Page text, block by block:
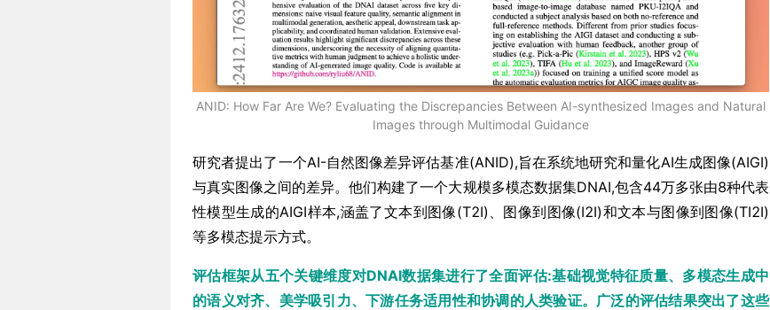
ANID: How Far Are We? Evaluating the Discrepancies Between AI-synthesized Images and Natural
Images through Multimodal Guidance
研究者提出了一个AI-自然图像差异评估基准(ANID),旨在系统地研究和量化AI生成图像(AIGI)
与真实图像之间的差异。他们构建了一个大规模多模态数据集DNAI,包含44万多张由8种代表
性模型生成的AIGI样本,涵盖了文本到图像(T2I)、图像到图像(I2I)和文本与图像到图像(TI2I)
等多模态提示方式。
评估框架从五个关键维度对DNAI数据集进行了全面评估:基础视觉特征质量、多模态生成中
的语义对齐、美学吸引力、下游任务适用性和协调的人类验证。广泛的评估结果突出了这些